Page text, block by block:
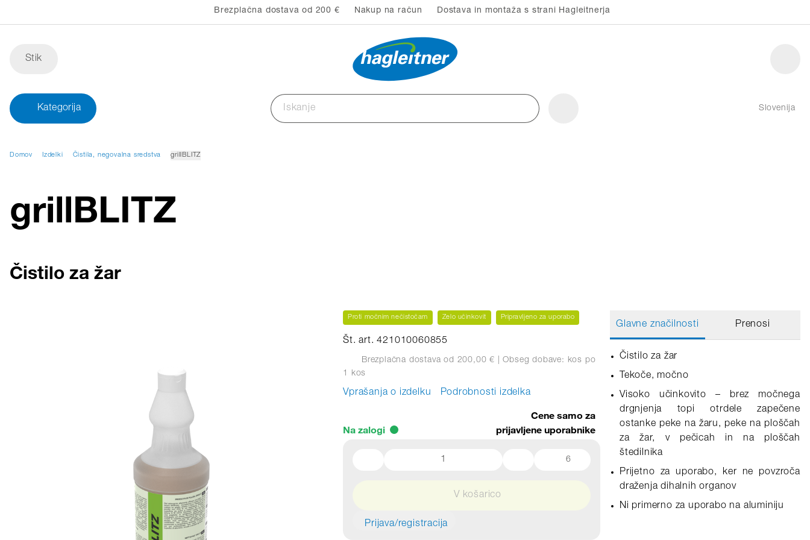
Brezplačna dostava od 200 € Nakup na račun Dostava in montaža s strani Hagleitnerja
Stik
Kategorija Slovenija
Domov Izdelki Čistila, negovalna sredstva grillBLITZ
grillBLITZ
Čistilo za žar
Proti močnim nečistočam Zelo učinkovit Pripravljeno za uporabo
Št. art. 421010060855
Brezplačna dostava od 200,00 € | Obseg dobave: kos po
1 kos
Vprašanja o izdelku Podrobnosti izdelka
Na zalogi
Cene samo za
prijavljene uporabnike
6
V košarico
Prijava/registracija
Glavne značilnosti Prenosi
Čistilo za žar
Tekoče, močno
Visoko učinkovito – brez močnega
drgnjenja topi otrdele zapečene
ostanke peke na žaru, peke na ploščah
za žar, v pečicah in na ploščah
štedilnika
Prijetno za uporabo, ker ne povzroča
draženja dihalnih organov
Ni primerno za uporabo na aluminiju